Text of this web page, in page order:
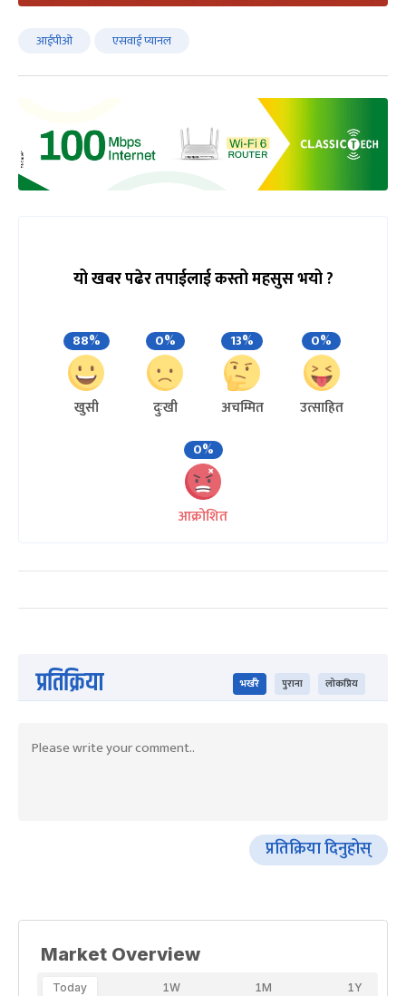
आईपीओ एसवाई प्यानल
यो खबर पढेर तपाईलाई कस्तो महसुस भयो ?
88%
खुसी
0%
दुःखी
13%
अचम्मित
0%
उत्साहित
0%
आक्रोशित
प्रतिक्रिया भर्खरै पुराना लोकप्रिय
प्रतिक्रिया दिनुहोस्